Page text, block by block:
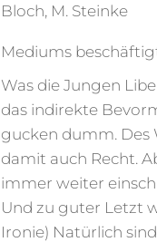
Bloch, M. Steinke
Mediums
Was die Jungen
das indirekte
gucken dumm. Des
damit auch Recht.
immer weiter
Und zu guter Letzt
Ironie) Natürlich